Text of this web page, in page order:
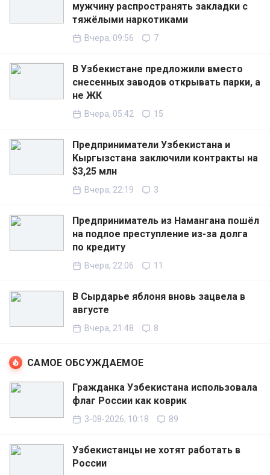
мужчину распространять закладки с
тяжёлыми наркотиками
Вчера, 09:56 7
В Узбекистане предложили вместо
снесенных заводов открывать парки, а
не ЖК
Вчера, 05:42 15
Предприниматели Узбекистана и
Кыргызстана заключили контракты на
$3,25 млн
Вчера, 22:19 3
Предприниматель из Намангана пошёл
на подлое преступление из-за долга
по кредиту
Вчера, 22:06 11
В Сырдарье яблоня вновь зацвела в
августе
Вчера, 21:48 8
САМОЕ ОБСУЖДАЕМОЕ
Гражданка Узбекистана использовала
флаг России как коврик
3-08-2026, 10:18 89
Узбекистанцы не хотят работать в
России